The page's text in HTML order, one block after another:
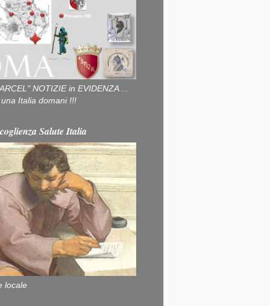
NOTIZIE in EVIDENZA ...
Italia domani !!!
Salute Italia
locale